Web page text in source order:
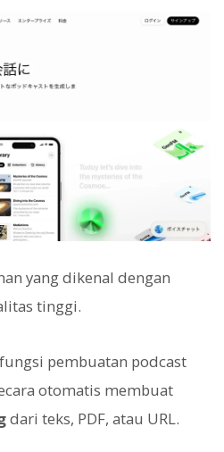
yang dikenal dengan
tinggi.
pembuatan podcast
otomatis membuat
dari teks, PDF, atau URL.